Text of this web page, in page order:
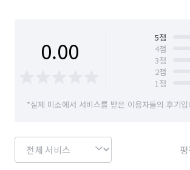
0.00 5점
4점
3점
2점
1점
*실제 미소에서 서비스를 받은 이용자들의 후기입